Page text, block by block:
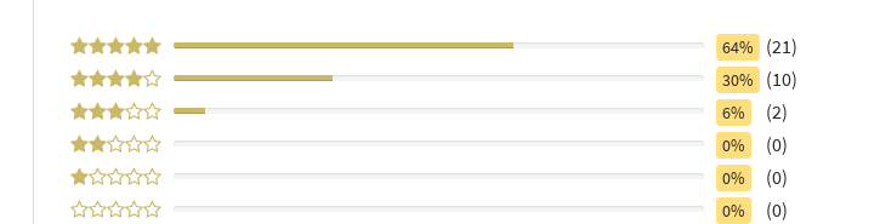
64% 64% (21)
30% 30% (10)
6% 6% (2)
0% (0)
0% (0)
0% (0)